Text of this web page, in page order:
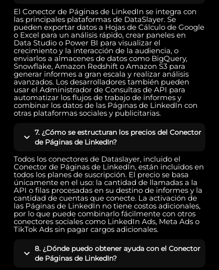
El Conector de Páginas de LinkedIn se integra con
las principales plataformas de DataSlayer. Se
pueden exportar datos a Hojas de Cálculo de Google
o Excel para un análisis rápido, crear paneles en
Data Studio o Power BI para visualizar el
crecimiento y la interacción de la audiencia, o
enviarlos a almacenes de datos como BigQuery,
Snowflake, Amazon Redshift o Amazon S3 para
generar informes a gran escala y realizar análisis
avanzados. Los desarrolladores también pueden
usar el Administrador de Consultas de API para
automatizar los flujos de trabajo de informes y
combinar los datos de las Páginas de LinkedIn con
otras plataformas sociales y publicitarias.
7. ¿Cómo se estructuran los precios del Conector
de Páginas de LinkedIn?
Todos los conectores de Dataslayer, incluido el
Conector de Páginas de LinkedIn, están incluidos en
todos los planes de suscripción. El precio se basa
únicamente en el uso: la cantidad de llamadas a la
API o filas procesadas en su destino de informes y la
cantidad de cuentas que conecte. La activación de
las Páginas de LinkedIn no tiene costos adicionales,
por lo que puede combinarlo fácilmente con otros
conectores sociales como LinkedIn Ads, Meta Ads o
TikTok Ads sin pagar cargos adicionales.
8. ¿Dónde puedo obtener ayuda con el Conector
de Páginas de LinkedIn?